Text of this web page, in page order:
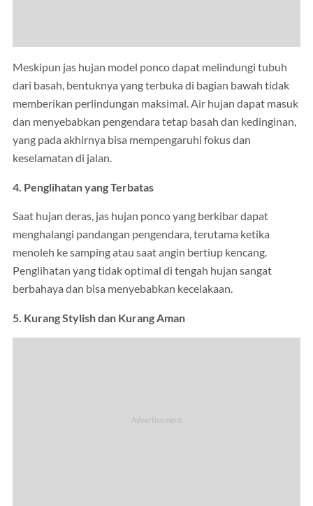
Meskipun jas hujan model ponco dapat melindungi tubuh
dari basah, bentuknya yang terbuka di bagian bawah tidak
memberikan perlindungan maksimal. Air hujan dapat masuk
dan menyebabkan pengendara tetap basah dan kedinginan,
yang pada akhirnya bisa mempengaruhi fokus dan
keselamatan di jalan.
4. Penglihatan yang Terbatas
Saat hujan deras, jas hujan ponco yang berkibar dapat
menghalangi pandangan pengendara, terutama ketika
menoleh ke samping atau saat angin bertiup kencang.
Penglihatan yang tidak optimal di tengah hujan sangat
berbahaya dan bisa menyebabkan kecelakaan.
5. Kurang Stylish dan Kurang Aman